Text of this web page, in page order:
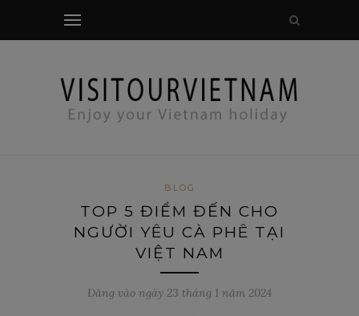
BLOG
TOP 5 ĐIỂM ĐẾN CHO
NGƯỜI YÊU CÀ PHÊ TẠI
VIỆT NAM
Đăng vào ngày 23 tháng 1 năm 2024